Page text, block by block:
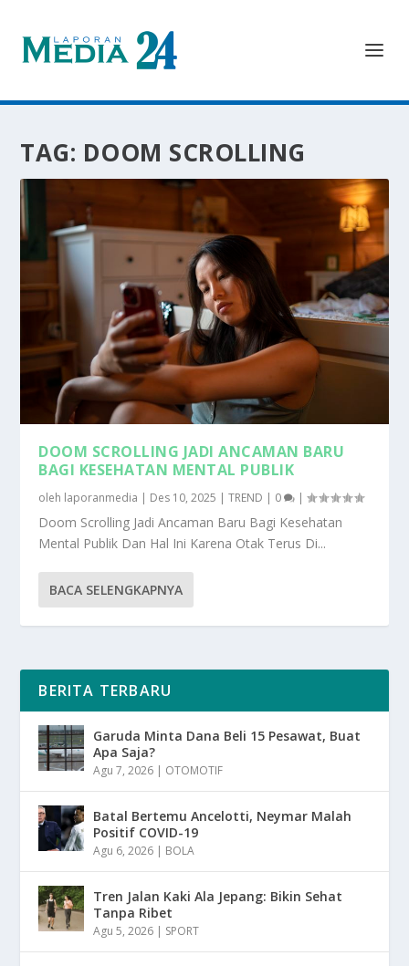
TAG: DOOM SCROLLING
DOOM SCROLLING JADI ANCAMAN BARU
BAGI KESEHATAN MENTAL PUBLIK
oleh laporanmedia | Des 10, 2025 |TREND | 0 |
Doom Scrolling Jadi Ancaman Baru Bagi Kesehatan
Mental Publik Dan Hal Ini Karena Otak Terus Di...
BACA SELENGKAPNYA
BERITA TERBARU
Garuda Minta Dana Beli 15 Pesawat, Buat
Apa Saja?
Agu 7, 2026 | OTOMOTIF
Batal Bertemu Ancelotti, Neymar Malah
Positif COVID-19
Agu 6, 2026 | BOLA
Tren Jalan Kaki Ala Jepang: Bikin Sehat
Tanpa Ribet
Agu 5, 2026 | SPORT